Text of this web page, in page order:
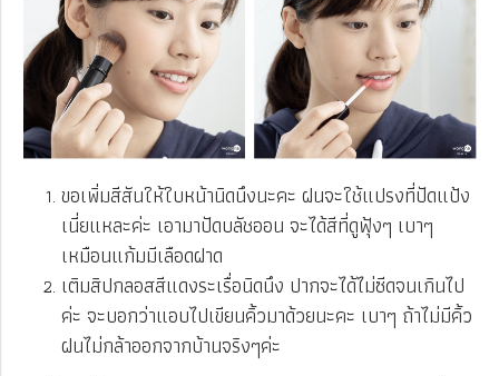
ขอเพิ่มสีสันให้ใบหน้านิดนึงนะคะ ฝนจะใช้แปรงที่ปัดแป้ง
เนี่ยแหละค่ะ เอามาปัดบลัชออน จะได้สีที่ดูฟุ้งๆ เบาๆ
เหมือนแก้มมีเลือดฝาด
เติมสิปกลอสสีแดงระเรื่อนิดนึง ปากจะได้ไม่ซีดจนเกินไป
ค่ะ จะบอกว่าแอบไปเขียนคิ้วมาด้วยนะคะ เบาๆ ถ้าไม่มีคิ้ว
ฝนไม่กล้าออกจากบ้านจริงๆค่ะ